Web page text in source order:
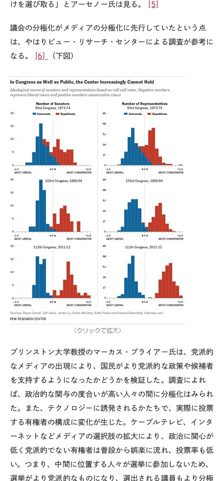
けを選び取る」とアーセノー氏は見る。
[5]
議会の分極化がメディアの分極化に先行していたという点
は、やはりピュー・リサーチ・センターによる調査が参考に
なる。
[6] （下図）
プリンストン大学教授のマーカス・プライアー氏は、党派的
なメディアの出現により、国民がより党派的な政策や候補者
を支持するようになったかどうかを検証した。調査によれ
ば、政治的な関与の度合いが高い人々の間に分極化はみられ
た。また、テクノロジーに誘発されるかたちで、実際に投票
する有権者の構成に変化が生じた。ケーブルテレビ、インタ
ーネットなどメディアの選択肢の拡大により、政治に関心が
低く党派的でない有権者は普段から娯楽に流れ、投票率も低
い。つまり、中間に位置する人々が選挙に参加しないため、
選挙がより党派的なものになり、選出される議員もより分極